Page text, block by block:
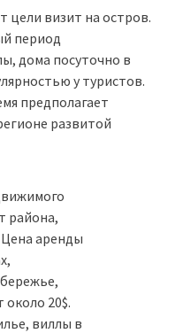
цели визит на остров.
период
дома посуточно в
у туристов.
предполагает
развитой
района,
аренды
около 20$.
виллы в